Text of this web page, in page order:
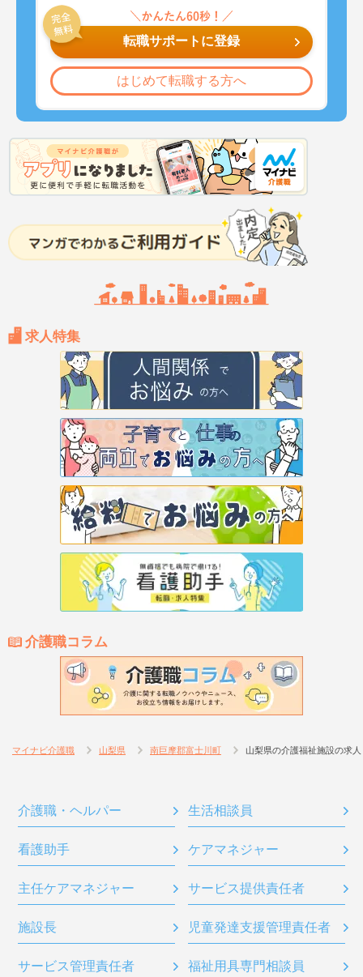
転職サポートに登録
はじめて転職する方へ
求人特集
介護職コラム
マイナビ介護職 山梨県 南巨摩郡富士川町 山梨県の介護福祉施設の求
介護職・ヘルパー 生活相談員
看護助手 ケアマネジャー
主任ケアマネジャー サービス提供責任者
施設長 児童発達支援管理責任者
サービス管理責任者 福祉用具専門相談員